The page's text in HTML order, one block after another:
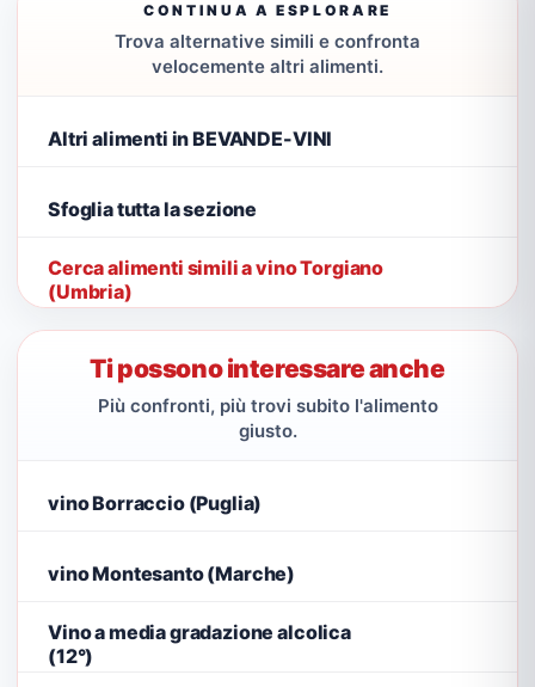
CONTINUA A ESPLORARE
Trova alternative simili e confronta
velocemente altri alimenti.
Altri alimenti in BEVANDE-VINI
Sfoglia tutta la sezione
Cerca alimenti simili a vino Torgiano
(Umbria)
Ti possono interessare anche
Più confronti, più trovi subito l'alimento
giusto.
vino Borraccio (Puglia)
vino Montesanto (Marche)
Vino a media gradazione alcolica
(12°)